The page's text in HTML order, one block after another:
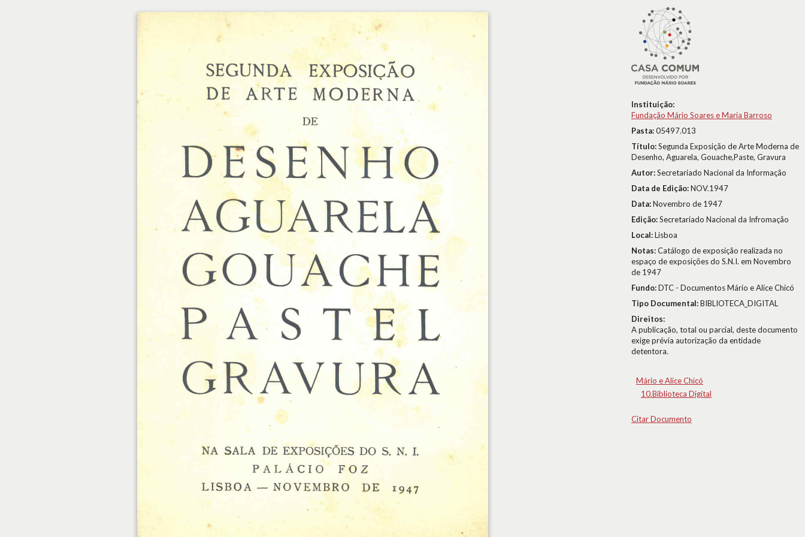
Instituição:
Fundação Mário Soares e Maria Barroso
Pasta:05497.013
Título:Segunda Exposição de Arte Moderna de
Desenho, Aguarela, Gouache,Paste, Gravura
Autor:Secretariado Nacional da Informação
Data de Edição:NOV.1947
Data:Novembro de 1947
Edição:Secretariado Nacional da Infromação
Local:Lisboa
Notas:Catálogo de exposição realizada no
espaço de exposições do S.N.I. em Novembro
de 1947
Fundo:DTC - Documentos Mário e Alice Chicó
Tipo Documental:BIBLIOTECA_DIGITAL
Direitos:
A publicação, total ou parcial, deste documento
exige prévia autorização da entidade
detentora.
Mário e Alice Chicó
10.Biblioteca Digital
Citar Documento